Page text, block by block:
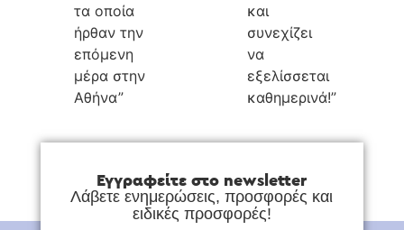
τα οποία
ήρθαν την
επόμενη
μέρα στην
Αθήνα”
και
συνεχίζει
να
εξελίσσεται
καθημερινά!”
Εγγραφείτε στο newsletter
Λάβετε ενημερώσεις, προσφορές και
ειδικές προσφορές!